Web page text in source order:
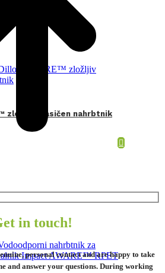
zložljiv klasičen nahrbtnik
in touch!
personal contact and are happy to take
and answer your questions. During working